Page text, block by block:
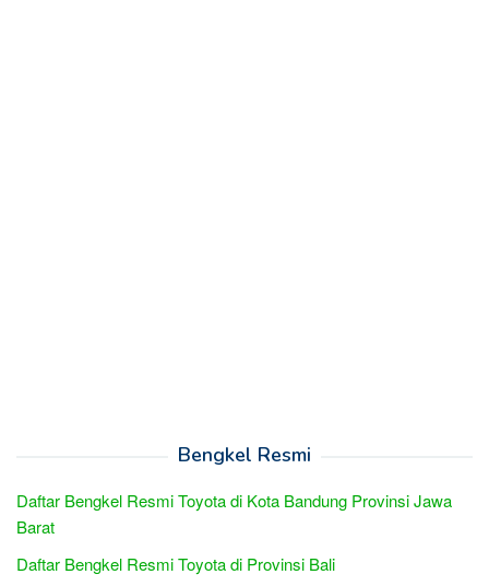
Bengkel Resmi
Daftar Bengkel Resmi Toyota di Kota Bandung Provinsi Jawa
Barat
Daftar Bengkel Resmi Toyota di Provinsi Bali